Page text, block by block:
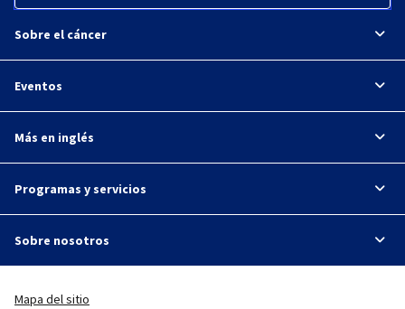
Sobre el cáncer
Eventos
Más en inglés
Programas y servicios
Sobre nosotros
Mapa del sitio